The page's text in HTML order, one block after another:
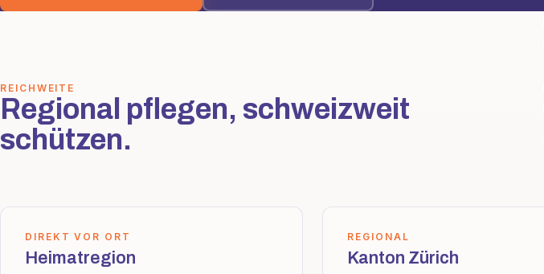
REICHWEITE
Regional pflegen, schweizweit
schützen.
DIREKT VOR ORT
Heimatregion
REGIONAL
Kanton Zürich